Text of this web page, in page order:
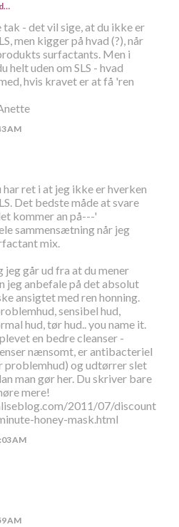
tak - det vil sige, at du ikke er
men kigger på hvad (?), når
surfactants. Men i
helt uden om SLS - hvad
hvis kravet er at få 'ren
AM
ret i at jeg ikke er hverken
Det bedste måde at svare
kommer an på---'
sammensætning når jeg
mix.
jeg går ud fra at du mener
jeg anbefale på det absolut
ansigtet med ren honning.
sensibel hud,
hud, tør hud.. you name it.
en bedre cleanser -
nænsomt, er antibacteriel
og udtørrer slet
man gør her. Du skriver bare
mere!
2011/07/discount
honey-mask.html
AM
AM